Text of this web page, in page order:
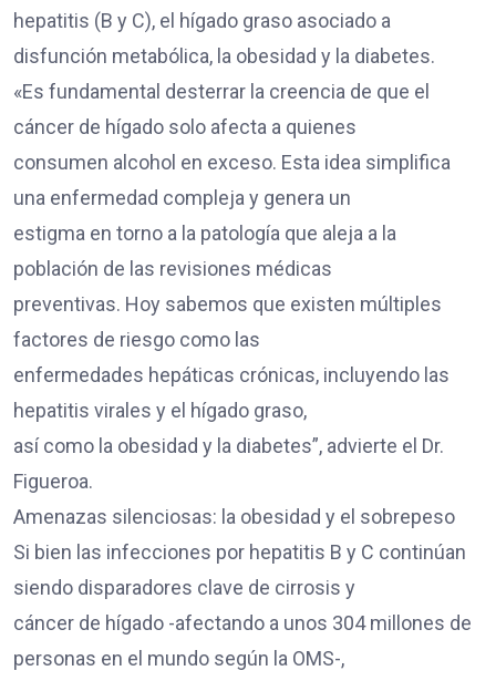
hepatitis (B y C), el hígado graso asociado a
disfunción metabólica, la obesidad y la diabetes.
«Es fundamental desterrar la creencia de que el
cáncer de hígado solo afecta a quienes
consumen alcohol en exceso. Esta idea simplifica
una enfermedad compleja y genera un
estigma en torno a la patología que aleja a la
población de las revisiones médicas
preventivas. Hoy sabemos que existen múltiples
factores de riesgo como las
enfermedades hepáticas crónicas, incluyendo las
hepatitis virales y el hígado graso,
así como la obesidad y la diabetes”, advierte el Dr.
Figueroa.
Amenazas silenciosas: la obesidad y el sobrepeso
Si bien las infecciones por hepatitis B y C continúan
siendo disparadores clave de cirrosis y
cáncer de hígado -afectando a unos 304 millones de
personas en el mundo según la OMS-,